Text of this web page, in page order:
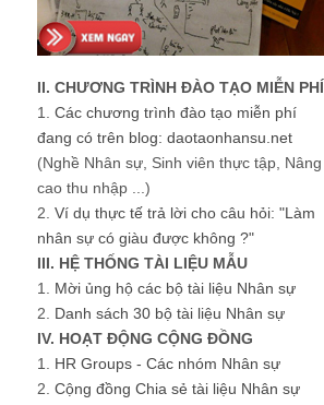
II. CHƯƠNG TRÌNH ĐÀO TẠO MIỄN PHÍ
1. Các chương trình đào tạo miễn phí
đang có trên blog: daotaonhansu.net
(Nghề Nhân sự, Sinh viên thực tập, Nâng
cao thu nhập ...)
2. Ví dụ thực tế trả lời cho câu hỏi: "Làm
nhân sự có giàu được không ?"
III. HỆ THỐNG TÀI LIỆU MẪU
1. Mời ủng hộ các bộ tài liệu Nhân sự
2. Danh sách 30 bộ tài liệu Nhân sự
IV. HOẠT ĐỘNG CỘNG ĐỒNG
1. HR Groups - Các nhóm Nhân sự
2. Cộng đồng Chia sẻ tài liệu Nhân sự